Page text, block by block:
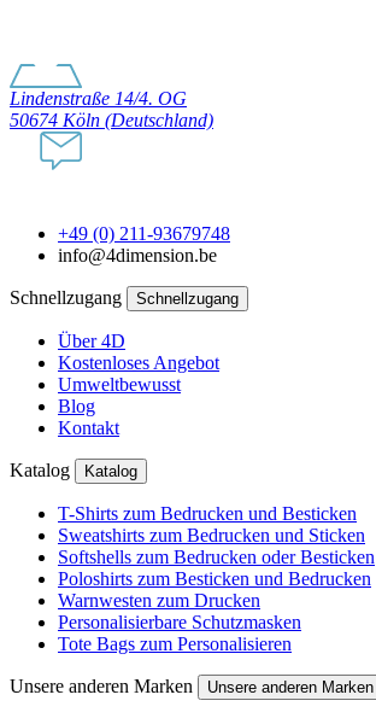
Lindenstraße 14/4. OG
50674 Köln (Deutschland)
+49 (0) 211-93679748
info@4dimension.be
Schnellzugang Schnellzugang
Über 4D
Kostenloses Angebot
Umweltbewusst
Blog
Kontakt
Katalog Katalog
T-Shirts zum Bedrucken und Besticken
Sweatshirts zum Bedrucken und Sticken
Softshells zum Bedrucken oder Besticken
Poloshirts zum Besticken und Bedrucken
Warnwesten zum Drucken
Personalisierbare Schutzmasken
Tote Bags zum Personalisieren
Unsere anderen Marken Unsere anderen Marken